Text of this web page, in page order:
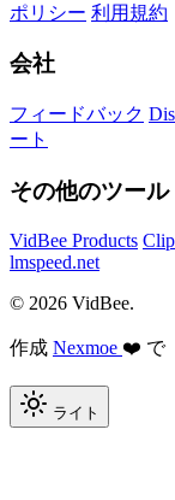
ポリシー 利用規約
会社
フィードバック
ート
その他のツール
VidBee Products
lmspeed.net
© 2026 VidBee.
作成 Nexmoe ❤️ で
ライト